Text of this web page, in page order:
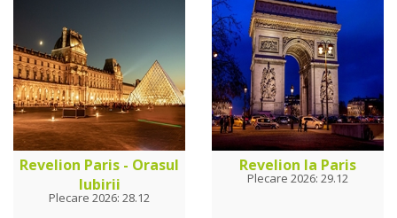
Revelion Paris - Orasul
Iubirii
Plecare 2026: 28.12
Revelion la Paris
Plecare 2026: 29.12